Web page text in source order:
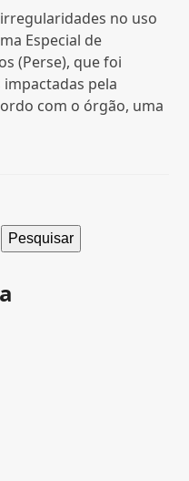
no uso
Especial de
(Perse), que foi
pela
com o órgão, uma
Pesquisar